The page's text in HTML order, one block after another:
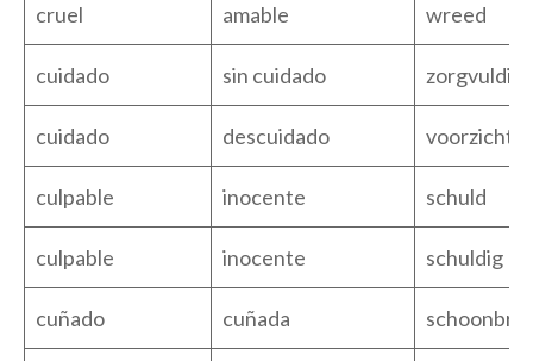
cruel amable wreed
cuidado sin cuidado zorgvuldig
cuidado descuidado voorzichtig
culpable inocente schuld
culpable inocente schuldig
cuñado cuñada